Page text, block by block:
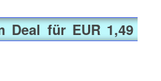
Deal für EUR 1,49